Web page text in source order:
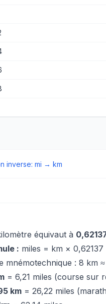
inverse: mi → km
équivaut à
: miles = km × 0,62137
mnémotechnique : 8 km
= 6,21 miles (course sur
km = 26,22 miles